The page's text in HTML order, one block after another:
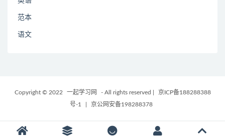
范本
语文
Copyright © 2022 一起学习网 - All rights reserved
京ICP备188288388
号-1
京公网安备198288378